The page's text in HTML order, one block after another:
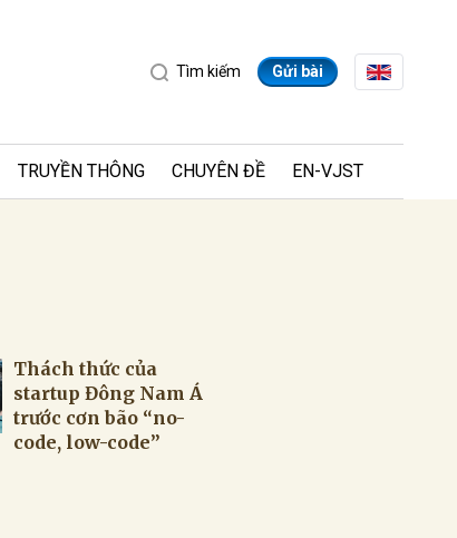
Tìm kiếm Gửi bài
TRUYỀN THÔNG CHUYÊN ĐỀ EN-VJST
Thách thức của
startup Đông Nam Á
trước cơn bão “no-
code, low-code”